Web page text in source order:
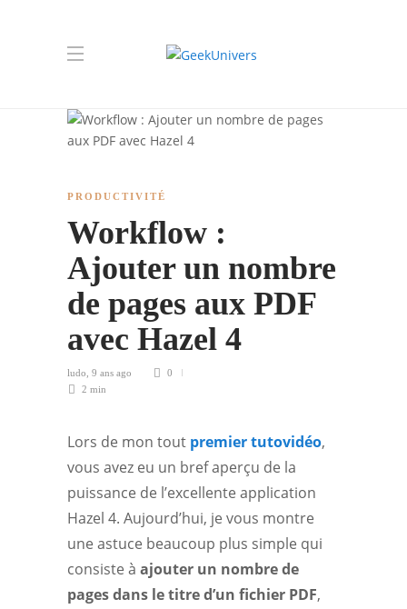
PRODUCTIVITÉ
Workflow :
Ajouter un nombre
de pages aux PDF
avec Hazel 4
ludo 9 ans ago
0
2 min
Lors de mon tout premier tutovidéo,
vous avez eu un bref aperçu de la
puissance de l’excellente application
Hazel 4. Aujourd’hui, je vous montre
une astuce beaucoup plus simple qui
consiste à ajouter un nombre de
pages dans le titre d’un fichier PDF,